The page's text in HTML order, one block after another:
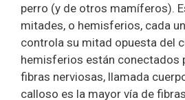
perro (y de otros mamíferos).
mitades, o hemisferios, cada
controla su mitad opuesta del
hemisferios están conectados
fibras nerviosas, llamada
calloso es la mayor vía de